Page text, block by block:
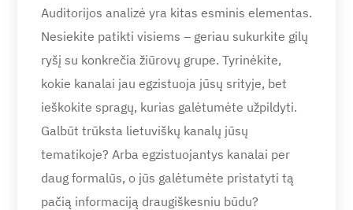
Auditorijos analizė yra kitas esminis elementas.
Nesiekite patikti visiems – geriau sukurkite gilų
ryšį su konkrečia žiūrovų grupe. Tyrinėkite,
kokie kanalai jau egzistuoja jūsų srityje, bet
ieškokite spragų, kurias galėtumėte užpildyti.
Galbūt trūksta lietuviškų kanalų jūsų
tematikoje? Arba egzistuojantys kanalai per
daug formalūs, o jūs galėtumėte pristatyti tą
pačią informaciją draugiškesniu būdu?